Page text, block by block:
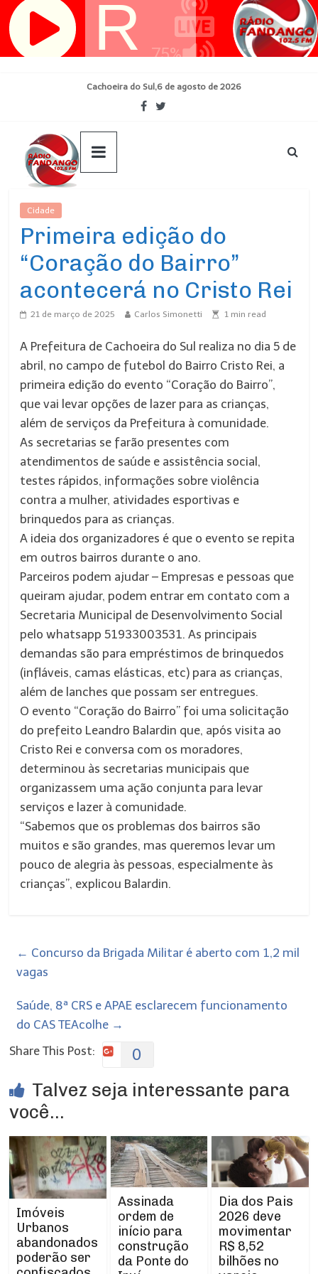
Pular
para
Cachoeira do Sul,6 de agosto de 2026
Cidade
Primeira edição do
“Coração do Bairro”
acontecerá no Cristo Rei
21 de março de 2025 Carlos Simonetti 1 min read
A Prefeitura de Cachoeira do Sul realiza no dia 5 de
abril, no campo de futebol do Bairro Cristo Rei, a
primeira edição do evento “Coração do Bairro”,
que vai levar opções de lazer para as crianças,
além de serviços da Prefeitura à comunidade.
As secretarias se farão presentes com
atendimentos de saúde e assistência social,
testes rápidos, informações sobre violência
contra a mulher, atividades esportivas e
brinquedos para as crianças.
A ideia dos organizadores é que o evento se repita
em outros bairros durante o ano.
Parceiros podem ajudar – Empresas e pessoas que
queiram ajudar, podem entrar em contato com a
Secretaria Municipal de Desenvolvimento Social
pelo whatsapp 51933003531. As principais
demandas são para empréstimos de brinquedos
(infláveis, camas elásticas, etc) para as crianças,
além de lanches que possam ser entregues.
O evento “Coração do Bairro” foi uma solicitação
do prefeito Leandro Balardin que, após visita ao
Cristo Rei e conversa com os moradores,
determinou às secretarias municipais que
organizassem uma ação conjunta para levar
serviços e lazer à comunidade.
“Sabemos que os problemas dos bairros são
muitos e são grandes, mas queremos levar um
pouco de alegria às pessoas, especialmente às
crianças”, explicou Balardin.
← Concurso da Brigada Militar é aberto com 1,2 mil
vagas
Saúde, 8ª CRS e APAE esclarecem funcionamento
do CAS TEAcolhe →
Share This Post:
0
Talvez seja interessante para
você...
Imóveis
Urbanos
abandonados
poderão ser
Assinada
ordem de
início para
construção
da Ponte do
Dia dos Pais
2026 deve
movimentar
R$ 8,52
bilhões no